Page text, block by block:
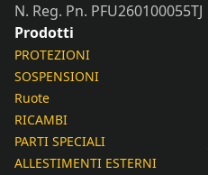
N. Reg. Pn. PFU260100055TJ
Prodotti
PROTEZIONI
SOSPENSIONI
Ruote
RICAMBI
PARTI SPECIALI
ALLESTIMENTI ESTERNI